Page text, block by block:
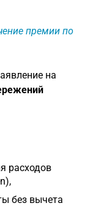
премии по
на
расходов
без вычета